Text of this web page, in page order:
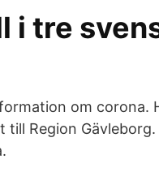
i tre
om corona.
Region Gävleborg.